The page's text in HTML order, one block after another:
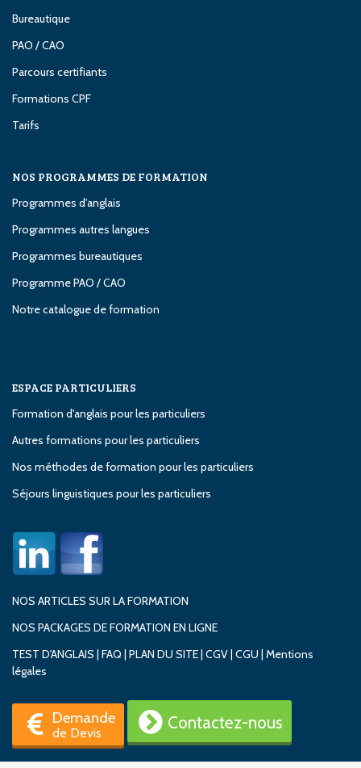
Bureautique
PAO / CAO
Parcours certifiants
Formations CPF
Tarifs
NOS PROGRAMMES DE FORMATION
Programmes d'anglais
Programmes autres langues
Programmes bureautiques
Programme PAO / CAO
Notre catalogue de formation
ESPACE PARTICULIERS
Formation d'anglais pour les particuliers
Autres formations pour les particuliers
Nos méthodes de formation pour les particuliers
Séjours linguistiques pour les particuliers
NOS ARTICLES SUR LA FORMATION
NOS PACKAGES DE FORMATION EN LIGNE
TEST D'ANGLAIS | FAQ | PLAN DU SITE| CGV| CGU | Mentions
légales
Demande
de Devis
Contactez-nous